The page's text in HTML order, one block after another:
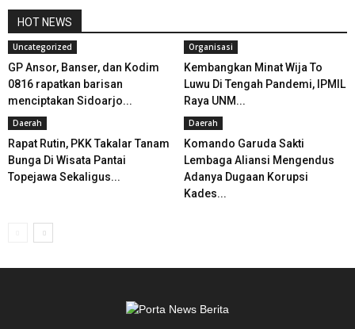
HOT NEWS
Uncategorized
GP Ansor, Banser, dan Kodim
0816 rapatkan barisan
menciptakan Sidoarjo...
Organisasi
Kembangkan Minat Wija To
Luwu Di Tengah Pandemi, IPMIL
Raya UNM...
Daerah
Rapat Rutin, PKK Takalar Tanam
Bunga Di Wisata Pantai
Topejawa Sekaligus...
Daerah
Komando Garuda Sakti
Lembaga Aliansi Mengendus
Adanya Dugaan Korupsi
Kades...